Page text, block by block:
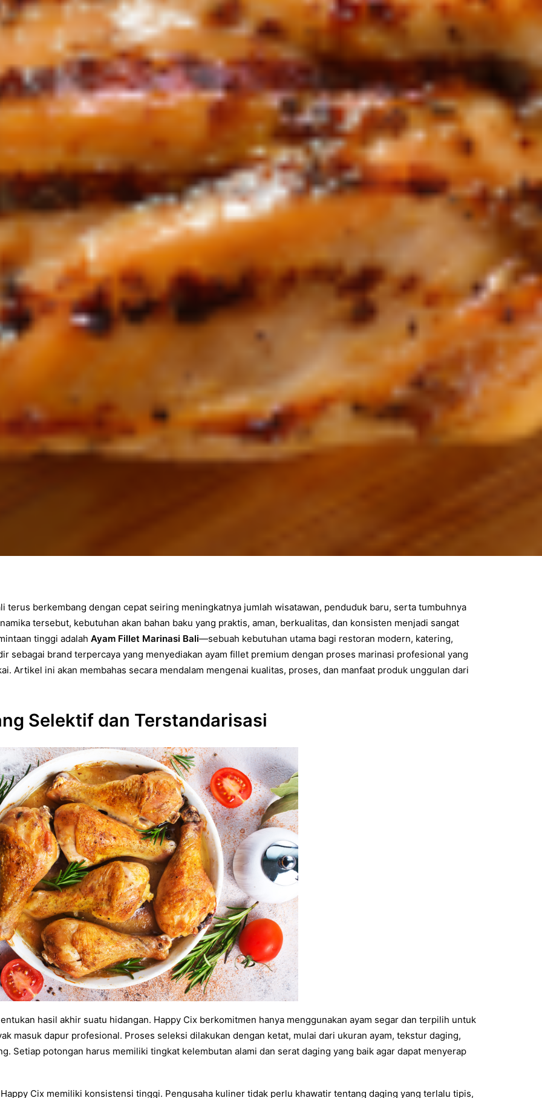
terus berkembang dengan cepat seiring meningkatnya jumlah wisatawan, penduduk baru, serta tumbuhnya
tersebut, kebutuhan akan bahan baku yang praktis, aman, berkualitas, dan konsisten menjadi sangat
tinggi adalah Ayam Fillet Marinasi Bali—sebuah kebutuhan utama bagi restoran modern, katering,
sebagai brand terpercaya yang menyediakan ayam fillet premium dengan proses marinasi profesional yang
Artikel ini akan membahas secara mendalam mengenai kualitas, proses, dan manfaat produk unggulan dari
Selektif dan Terstandarisasi
hasil akhir suatu hidangan. Happy Cix berkomitmen hanya menggunakan ayam segar dan terpilih untuk
masuk dapur profesional. Proses seleksi dilakukan dengan ketat, mulai dari ukuran ayam, tekstur daging,
Setiap potongan harus memiliki tingkat kelembutan alami dan serat daging yang baik agar dapat menyerap
Cix memiliki konsistensi tinggi. Pengusaha kuliner tidak perlu khawatir tentang daging yang terlalu tipis,